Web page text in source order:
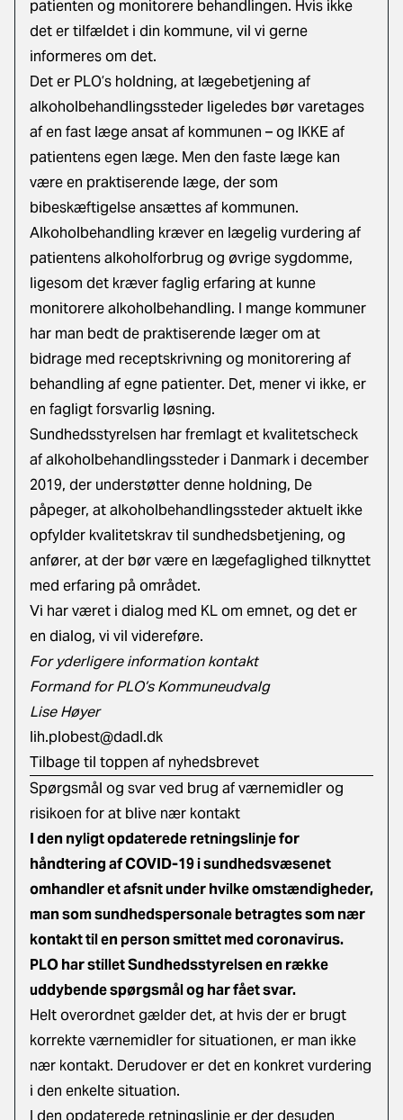
patienten og monitorere behandlingen. Hvis ikke
det er tilfældet i din kommune, vil vi gerne
informeres om det.
Det er PLO’s holdning, at lægebetjening af
alkoholbehandlingssteder ligeledes bør varetages
af en fast læge ansat af kommunen – og IKKE af
patientens egen læge. Men den faste læge kan
være en praktiserende læge, der som
bibeskæftigelse ansættes af kommunen.
Alkoholbehandling kræver en lægelig vurdering af
patientens alkoholforbrug og øvrige sygdomme,
ligesom det kræver faglig erfaring at kunne
monitorere alkoholbehandling. I mange kommuner
har man bedt de praktiserende læger om at
bidrage med receptskrivning og monitorering af
behandling af egne patienter. Det, mener vi ikke, er
en fagligt forsvarlig løsning.
Sundhedsstyrelsen har fremlagt et kvalitetscheck
af alkoholbehandlingssteder i Danmark i december
2019, der understøtter denne holdning, De
påpeger, at alkoholbehandlingssteder aktuelt ikke
opfylder kvalitetskrav til sundhedsbetjening, og
anfører, at der bør være en lægefaglighed tilknyttet
med erfaring på området.
Vi har været i dialog med KL om emnet, og det er
en dialog, vi vil videreføre.
For yderligere information kontakt
Formand for PLO’s Kommuneudvalg
Lise Høyer
lih.plobest@dadl.dk
Tilbage til toppen af nyhedsbrevet
Spørgsmål og svar ved brug af værnemidler og
risikoen for at blive nær kontakt
I den nyligt opdaterede retningslinje for
håndtering af COVID-19 i sundhedsvæsenet
omhandler et afsnit under hvilke omstændigheder,
man som sundhedspersonale betragtes som nær
kontakt til en person smittet med coronavirus.
PLO har stillet Sundhedsstyrelsen en række
uddybende spørgsmål og har fået svar.
Helt overordnet gælder det, at hvis der er brugt
korrekte værnemidler for situationen, er man ikke
nær kontakt. Derudover er det en konkret vurdering
i den enkelte situation.
I den opdaterede retningslinje er der desuden